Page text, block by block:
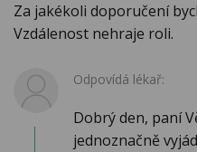
Za jakékoli doporučení
Vzdálenost nehraje roli.
Odpovídá lékař:
Dobrý den, paní
jednoznačně